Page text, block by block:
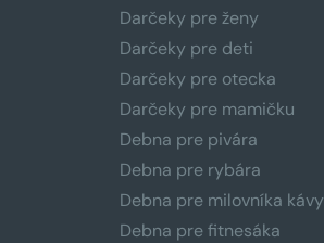
Darčeky pre ženy
Darčeky pre deti
Darčeky pre otecka
Darčeky pre mamičku
Debna pre pivára
Debna pre rybára
Debna pre milovníka kávy
Debna pre fitnesáka